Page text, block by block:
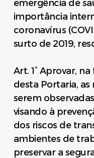
emergência de
importância
coronavírus
surto de 2019,
Art. 1° Aprovar,
desta Portaria, as
serem
visando à
dos riscos de
ambientes de
preservar a